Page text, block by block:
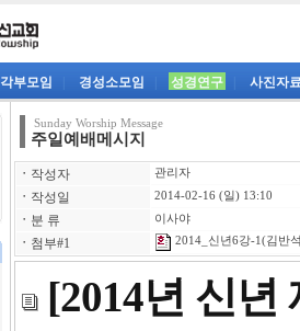
각부모임 경성소모임 성경연구 사진자
Sunday Worship Message
주일예배메시지
ㆍ 작성자 관리자
ㆍ 작성일 2014-02-16 (일) 13:10
ㆍ 분 류 이사야
ㆍ 첨부#1 2014_신년6강-1(김반
[2014년 신년